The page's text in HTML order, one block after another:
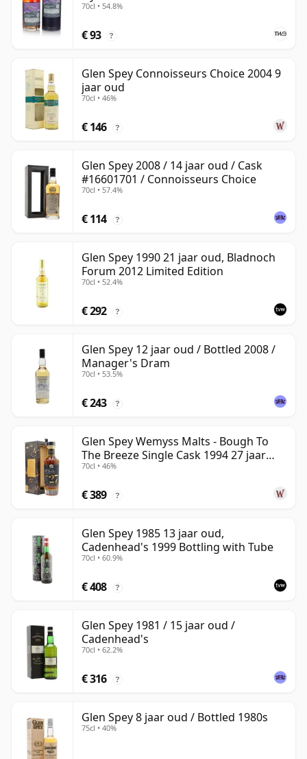
70cl • 54.8%
€ 93 ?
Glen Spey Connoisseurs Choice 2004 9
jaar oud
70cl • 46%
€ 146 ?
Glen Spey 2008 / 14 jaar oud / Cask
#16601701 / Connoisseurs Choice
70cl • 57.4%
€ 114 ?
Glen Spey 1990 21 jaar oud, Bladnoch
Forum 2012 Limited Edition
70cl • 52.4%
€ 292 ?
Glen Spey 12 jaar oud / Bottled 2008 /
Manager's Dram
70cl • 53.5%
€ 243 ?
Glen Spey Wemyss Malts - Bough To
The Breeze Single Cask 1994 27 jaar
oud
70cl • 46%
€ 389 ?
Glen Spey 1985 13 jaar oud,
Cadenhead's 1999 Bottling with Tube
70cl • 60.9%
€ 408 ?
Glen Spey 1981 / 15 jaar oud /
Cadenhead's
70cl • 62.2%
€ 316 ?
Glen Spey 8 jaar oud / Bottled 1980s
75cl • 40%